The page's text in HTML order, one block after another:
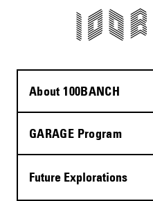
About 100BANCH
GARAGE Program
Future Explorations